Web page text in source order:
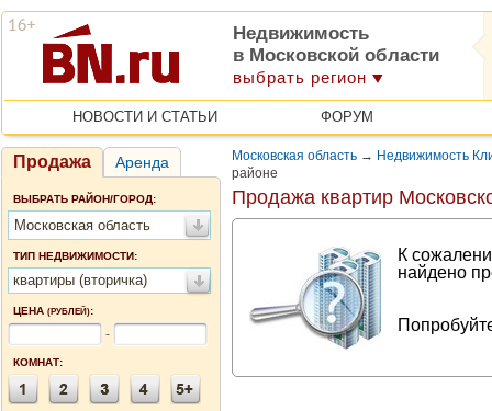
Недвижимость
в Московской области
выбрать регион
НОВОСТИ И СТАТЬИ ФОРУМ
Продажа Аренда
ВЫБРАТЬ РАЙОН/ГОРОД:
Московская область
ТИП НЕДВИЖИМОСТИ:
квартиры (вторичка)
ЦЕНА (РУБЛЕЙ):
-
КОМНАТ:
Московская область → Недвижимость
районе
Продажа квартир
К
найдено